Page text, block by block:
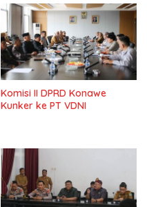
Komisi II DPRD Konawe
Kunker ke PT VDNI